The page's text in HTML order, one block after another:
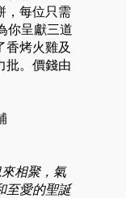
，每位只需
你呈獻三道
香烤火雞及
批。價錢由
相聚，氣
至愛的聖誕